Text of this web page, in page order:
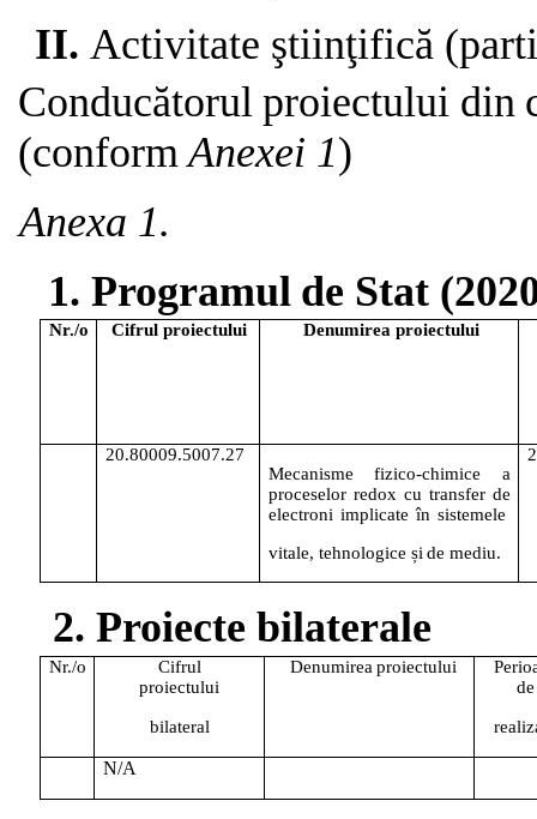
II. Activitate ştiinţifică
Conducătorul proiectului din
(conform Anexei 1)
Anexa 1.
1. Programul de Stat
Nr./o Cifrul proiectului Denumirea proiectului
20.80009.5007.27
Mecanisme
fizico-chimice
a
proceselor redox cu transfer de
electroni implicate în sistemele
vitale, tehnologice și de mediu.
2.Proiecte bilaterale
Nr./o
Cifrul
proiectului
bilateral
Denumirea proiectului
de
N/A